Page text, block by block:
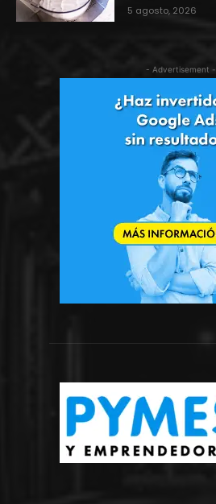
5 agosto, 2026
- Advertisement -